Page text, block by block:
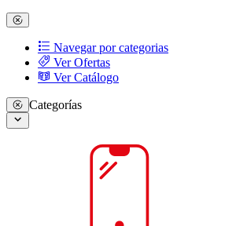
Navegar por categorias
Ver Ofertas
Ver Catálogo
Categorías